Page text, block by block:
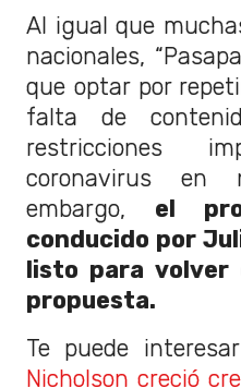
Al igual que
nacionales,
que optar por
falta de
restricciones
coronavirus en
embargo, el
conducido por
listo para volver
propuesta.
Te puede
Nicholson creció